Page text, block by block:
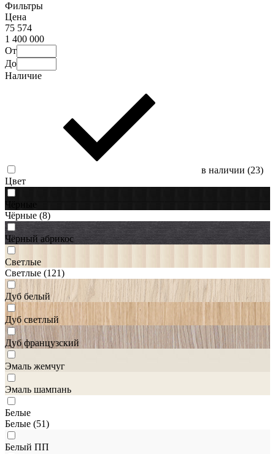
Фильтры
Цена
75 574
1 400 000
От
До
Наличие
в наличии (23)
Цвет
Чёрные
Чёрные (8)
Чёрный абрикос
Светлые
Светлые (121)
Дуб белый
Дуб светлый
Дуб французский
Эмаль жемчуг
Эмаль шампань
Белые
Белые (51)
Белый ПП